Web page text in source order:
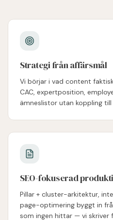
Strategi från affärsmål
Vi börjar i vad content
CAC, expertposition,
ämneslistor utan koppling till
SEO-fokuserad
Pillar + cluster-arkitektur,
page-optimering byggt in
som ingen hittar — vi skriver